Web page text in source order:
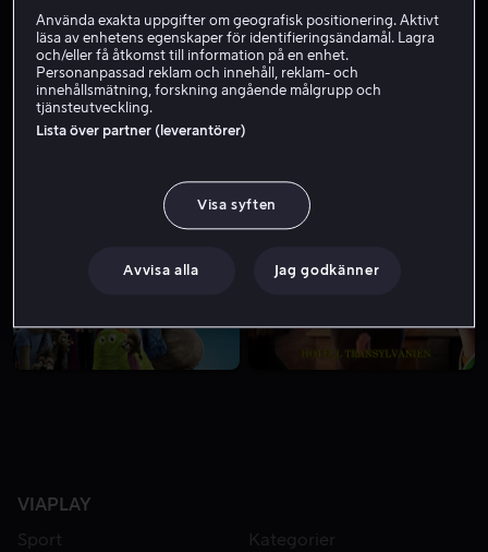
Från 49 kr
VIAPLAY
Sport
Kategorier
Använda exakta uppgifter om geografisk positionering. Aktivt
läsa av enhetens egenskaper för identifieringsändamål. Lagra
och/eller få åtkomst till information på en enhet.
Personanpassad reklam och innehåll, reklam- och
innehållsmätning, forskning angående målgrupp och
tjänsteutveckling.
Lista över partner (leverantörer)
Visa syften
Avvisa alla Jag godkänner